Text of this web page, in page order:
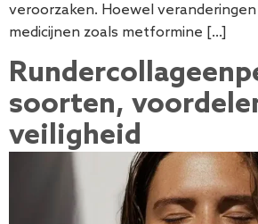
veroorzaken. Hoewel
medicijnen zoals metformine […]
soorten,
veiligheid